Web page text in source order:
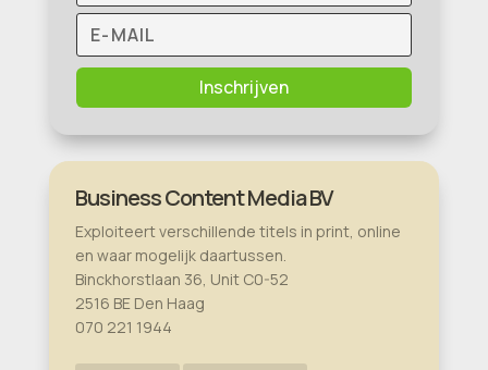
Inschrijven
Business Content Media BV
Exploiteert verschillende titels in print, online
en waar mogelijk daartussen.
Binckhorstlaan 36, Unit C0-52
2516 BE Den Haag
070 221 1944